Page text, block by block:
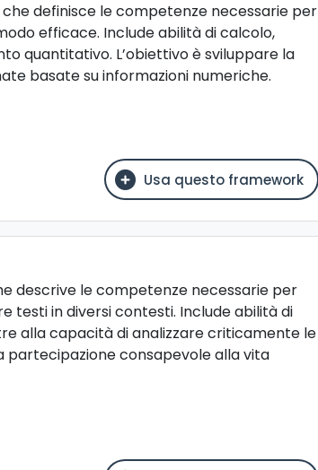
definisce le competenze necessarie per
efficace. Include abilità di calcolo,
quantitativo. L’obiettivo è sviluppare la
basate su informazioni numeriche.
Usa questo framework
descrive le competenze necessarie per
in diversi contesti. Include abilità di
alla capacità di analizzare criticamente le
partecipazione consapevole alla vita